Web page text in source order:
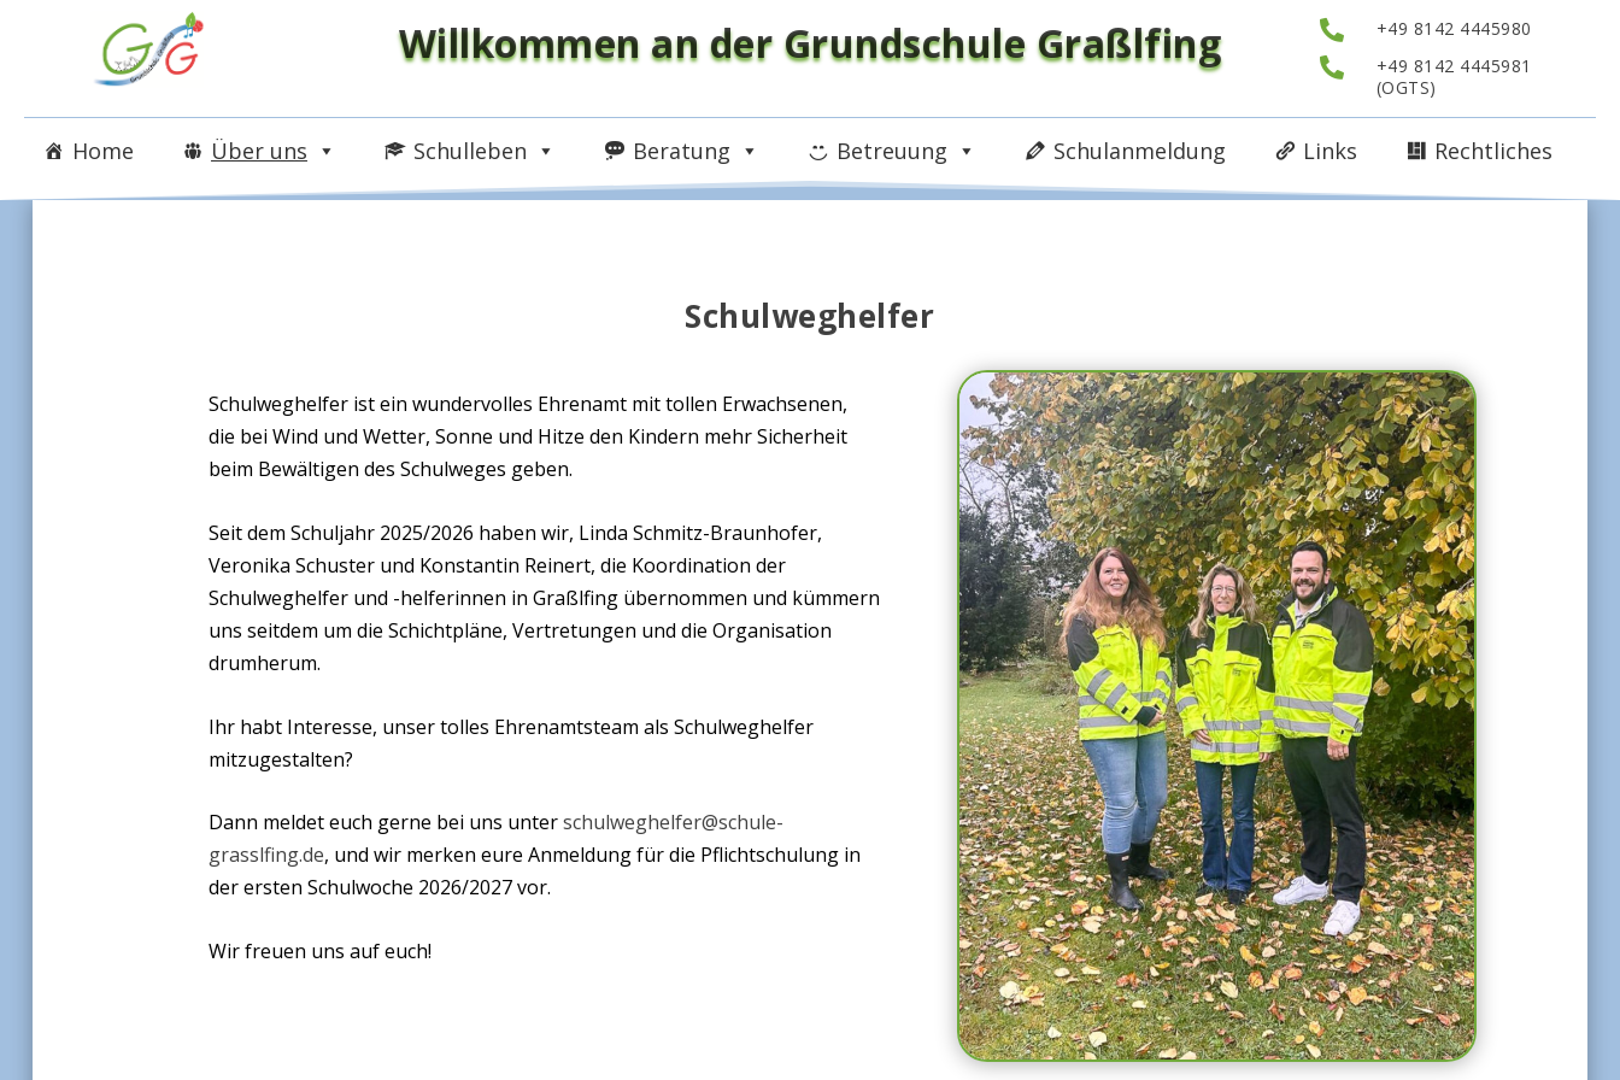
Willkommen an der Grundschule Graßlfing  +49 8142 4445980

+49 8142 4445981
(OGTS)
Home Über uns Schulleben Beratung Betreuung Schulanmeldung Links Rechtliches
Schulweghelfer
Schulweghelfer ist ein wundervolles Ehrenamt mit tollen Erwachsenen,
die bei Wind und Wetter, Sonne und Hitze den Kindern mehr Sicherheit
beim Bewältigen des Schulweges geben.
Seit dem Schuljahr 2025/2026 haben wir, Linda Schmitz-Braunhofer,
Veronika Schuster und Konstantin Reinert, die Koordination der
Schulweghelfer und -helferinnen in Graßlfing übernommen und kümmern
uns seitdem um die Schichtpläne, Vertretungen und die Organisation
drumherum.
Ihr habt Interesse, unser tolles Ehrenamtsteam als Schulweghelfer
mitzugestalten?
Dann meldet euch gerne bei uns unterschulweghelfer@schule-
grasslfing.de, und wir merken eure Anmeldung für die Pflichtschulung in
der ersten Schulwoche 2026/2027 vor.
Wir freuen uns auf euch!